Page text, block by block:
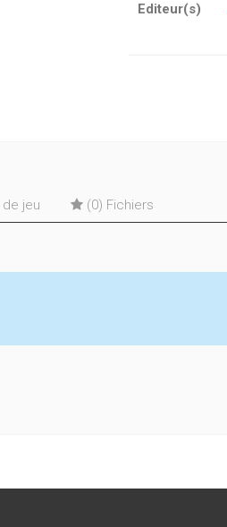
Editeur(s)
jeu (0) Fichiers